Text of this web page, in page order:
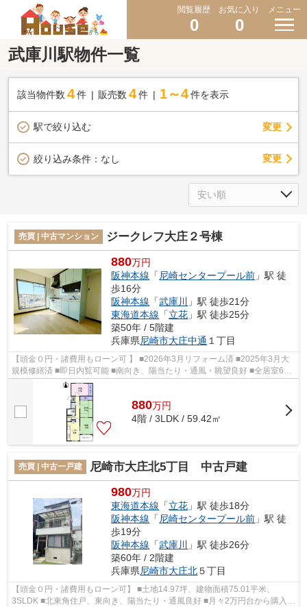
閲覧履歴
0
お気に入り
0
メニュー
武庫川駅物件一覧
該当物件数 4件 販売数 4 件 1～4 件を表示
駅で絞り込む 変更
絞り込み条件： なし 変更
売買 | 中古マンション ジークレフ大庄２号棟
880万円
阪神本線 「尼崎センタープール前 」駅 徒
歩16分
阪神本線 「武庫川
」駅 徒歩21分
東海道本線 「立花 」駅 徒歩25分
築50年 / 5階建
兵庫県尼崎市大庄中通 １丁目
【頭金０円・諸費用もローン可 】 ■2026年3月リフォーム済 ■2025年3月大
規模修繕済 ■即日内覧可能 ■南向き、陽当たり・通風・眺望良好 ■全居室6帖
以上、ゆとりのある間取り ■収納豊富 ...
880万円
4階 / 3LDK / 59.42㎡
売買 | 中古一戸建 尼崎市大庄北5丁目 中古戸建
980万円
東海道本線 「立花 」駅 徒歩18分
阪神本線 「 尼崎センタープール前 」駅 徒
歩19分
阪神本線 「武庫川
」駅 徒歩26分
築60年 / 2階建
兵庫県尼崎市大庄北５丁目
【頭金０円・諸費用もローン可】 ■土地14.97坪、建物面積75.01平米、
3SLDK ■北東角住戸、東向き、陽当たり・通風良好 ■月々2万円台から購入可